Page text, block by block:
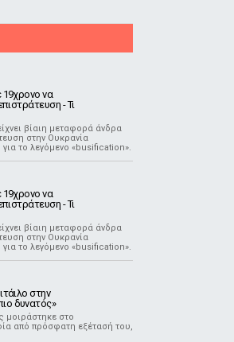
19χρονο να
- Τι
βίαιη μεταφορά άνδρα
στην Ουκρανία
το λεγόμενο «busification».
19χρονο να
- Τι
βίαιη μεταφορά άνδρα
στην Ουκρανία
το λεγόμενο «busification».
στην
δυνατός»
μοιράστηκε στο
από πρόσφατη εξέτασή του,